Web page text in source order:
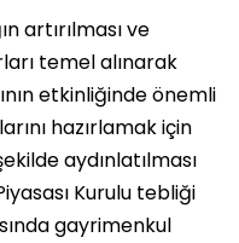
artırılması ve
temel alınarak
etkinliğinde önemli
hazırlamak için
aydınlatılması
Kurulu tebliği
gayrimenkul